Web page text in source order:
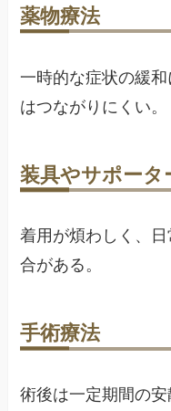
薬物療法
一時的な症状の緩
はつながりにくい。
装具やサポータ
着用が煩わしく、
合がある。
手術療法
術後は一定期間の